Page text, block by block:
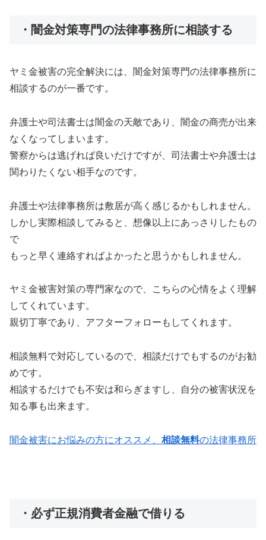
・闇金対策専門の法律事務所に相談する
ヤミ金被害の完全解決には、闇金対策専門の法律事務所に
相談するのが一番です。
弁護士や司法書士は闇金の天敵であり、闇金の商売が出来
なくなってしまいます。
警察からは逃げれば良いだけですが、司法書士や弁護士は
関わりたくない相手なのです。
弁護士や法律事務所は敷居が高く感じるかもしれません。
しかし実際相談してみると、想像以上にあっさりしたもの
で
もっと早く連絡すればよかったと思うかもしれません。
ヤミ金被害対策の専門家なので、こちらの心情をよく理解
してくれています。
親切丁寧であり、アフターフォローもしてくれます。
相談無料で対応しているので、相談だけでもするのがお勧
めです。
相談するだけでも不安は和らぎますし、自分の被害状況を
知る事も出来ます。
闇金被害にお悩みの方にオススメ、 相談無料の法律事務所
・必ず正規消費者金融で借りる